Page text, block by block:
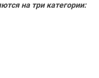
на три категории: